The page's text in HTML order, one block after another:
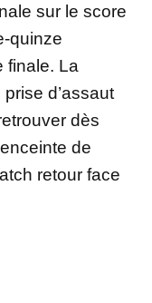
sur le score
quinze
finale. La
d’assaut
dès
de
retour face